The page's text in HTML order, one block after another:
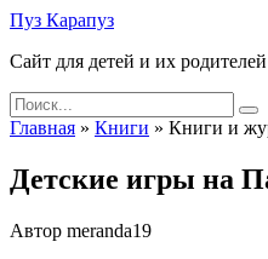
Skip
content
Пуз Карапуз
Сайт для детей и их родителей
Search
for:
Главная » Книги » Книги и
Детские игры на
Автор meranda19